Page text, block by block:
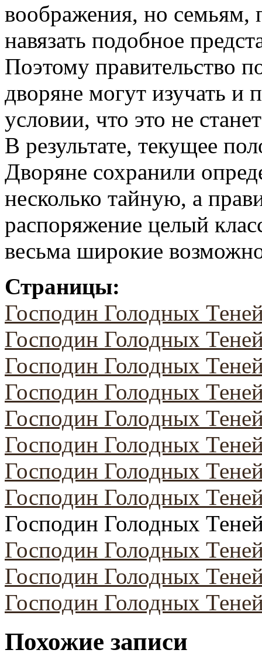
воображения, но семьям,
навязать подобное
Поэтому правительство
дворяне могут изучать и
условии, что это не
В результате, текущее
Дворяне сохранили
несколько тайную, а
распоряжение целый
весьма широкие
Страницы:
Господин Голодных
Господин Голодных
Господин Голодных
Господин Голодных
Господин Голодных
Господин Голодных
Господин Голодных
Господин Голодных
Господин Голодных
Господин Голодных
Господин Голодных
Господин Голодных
Похожие записи